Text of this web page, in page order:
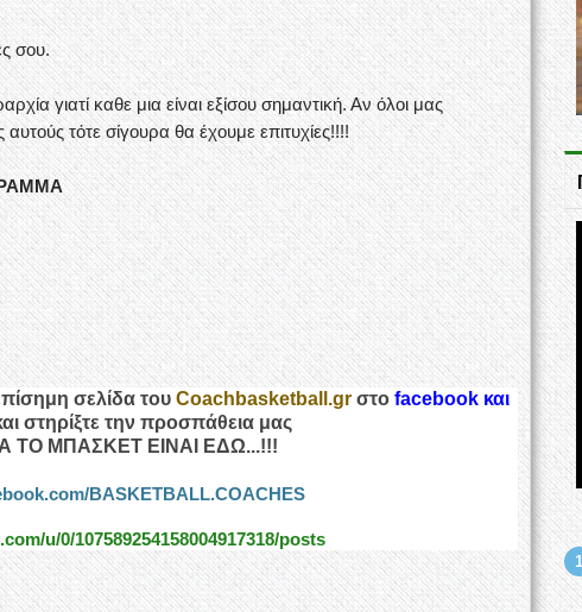
σου.
γιατί καθε μια είναι εξίσου σημαντική. Αν όλοι μας
τότε σίγουρα θα έχουμε επιτυχίες!!!!
σελίδα του Coachbasketball.grστο facebook και
στηρίξτε την προσπάθεια μας
ΤΟ ΜΠΑΣΚΕΤ ΕΙΝΑΙ ΕΔΩ...!!!
BASKETBALL.COACHES
u/0/107589254158004917318/posts